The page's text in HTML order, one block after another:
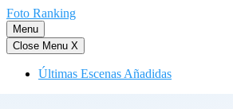
Saltar
al
contenido
Foto Ranking
Menu
Close Menu X
Últimas Escenas Añadidas